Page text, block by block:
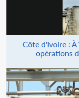
Côte d'Ivoire : À
opérations